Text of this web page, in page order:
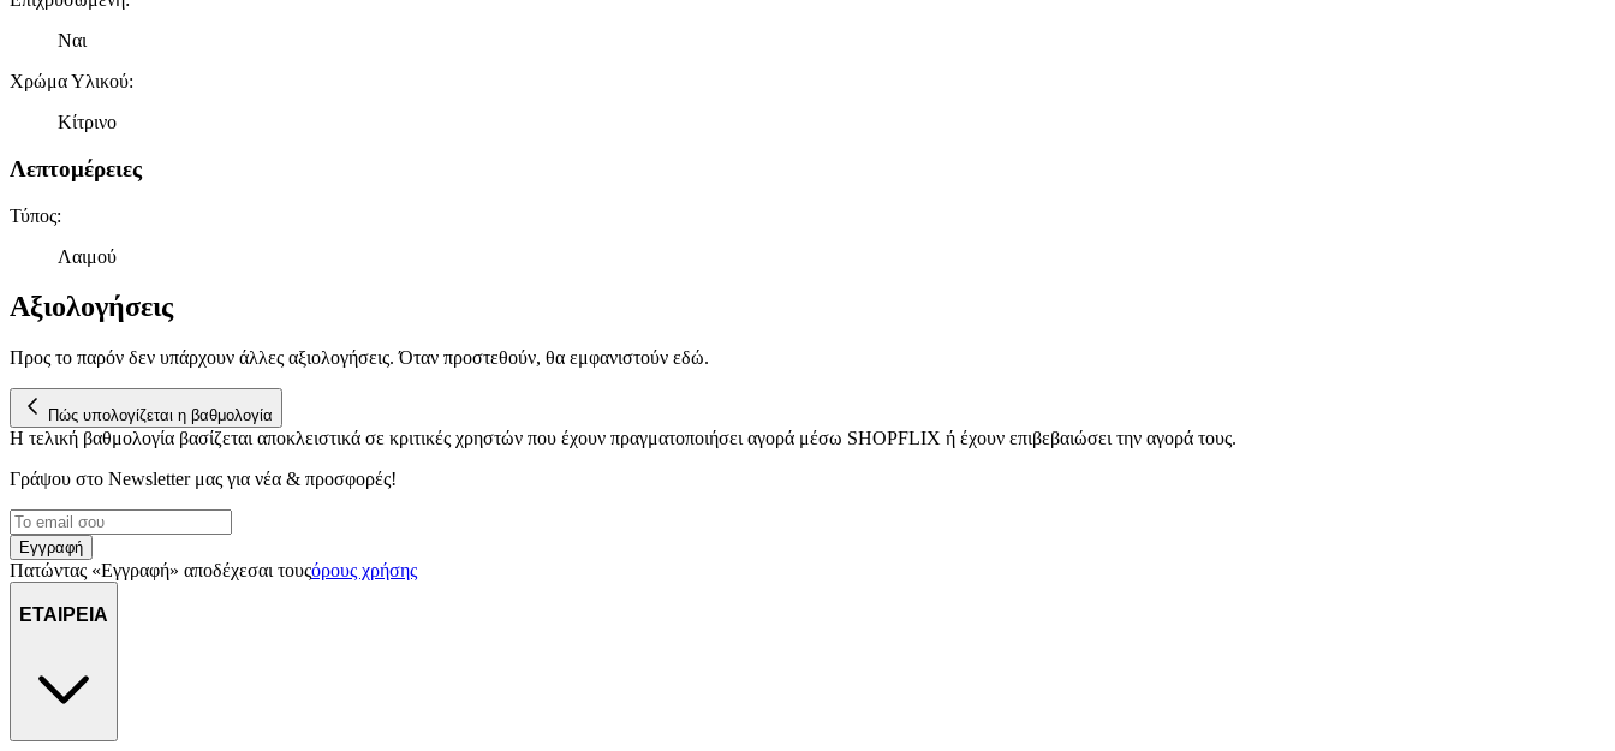
Ναι
Χρώμα Υλικού:
Κίτρινο
Λεπτομέρειες
Τύπος:
Λαιμού
Αξιολογήσεις
Προς το παρόν δεν υπάρχουν άλλες αξιολογήσεις. Όταν προστεθούν, θα εμφανιστούν εδώ.
Πώς υπολογίζεται η βαθμολογία
Η τελική βαθμολογία βασίζεται αποκλειστικά σε κριτικές χρηστών που έχουν πραγματοποιήσει αγορά μέσω SHOPFLIX ή έχουν επιβεβαιώσει την αγορά τους.
Γράψου στο Νewsletter μας για νέα & προσφορές!
Εγγραφή
Πατώντας «Εγγραφή» αποδέχεσαι τουςόρους χρήσης
ΕΤΑΙΡΕΙΑ